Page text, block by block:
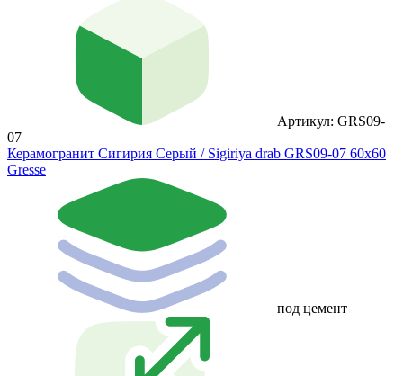
Артикул: GRS09-
07
Керамогранит Сигирия Серый / Sigiriya drab GRS09-07 60х60
Gresse
под цемент